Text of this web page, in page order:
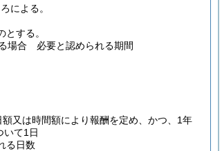
による。
する。
場合 必要と認められる期間
又は時間額により報酬を定め、かつ、1年
て1日
る日数